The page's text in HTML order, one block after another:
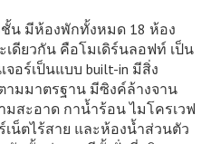
ห้องพักทั้งหมด 18 ห้อง
ดียวกัน คือโมเดิร์นลอฟท์ เป็น
อร์เป็นแบบ built-in มีสิ่ง
มมาตรฐาน มีซิงค์ล้างจาน
สะอาด กาน้ำร้อน ไมโครเวฟ
น็ตไร้สาย และห้องน้ำส่วนตัว